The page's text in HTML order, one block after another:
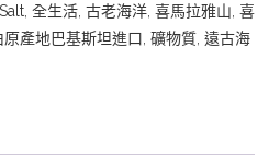
,全生活 ,古老海洋 ,喜馬拉雅山 ,喜
原產地巴基斯坦進口 ,礦物質 ,遠古海